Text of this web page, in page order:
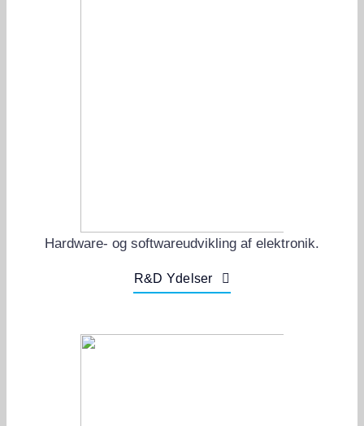
Hardware- og softwareudvikling af elektronik.
R&D Ydelser